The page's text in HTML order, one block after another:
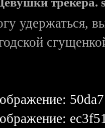
удержаться,